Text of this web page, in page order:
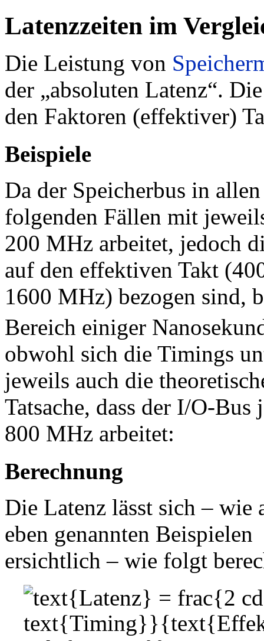
Latenzzeiten im
Die Leistung von
der „absoluten Latenz“.
den Faktoren (effektiver)
Beispiele
Da der Speicherbus in
folgenden Fällen mit
200 MHz arbeitet, jedoch
auf den effektiven Takt
1600 MHz) bezogen sind,
Bereich einiger
obwohl sich die Timings
jeweils auch die
Tatsache, dass der I/O-
800 MHz arbeitet:
Berechnung
Die Latenz lässt sich – wie
eben genannten Beispielen
ersichtlich – wie folgt